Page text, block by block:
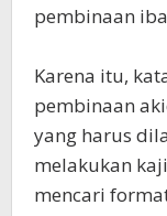
pembinaan
Karena itu,
pembinaan
yang harus
melakukan
mencari